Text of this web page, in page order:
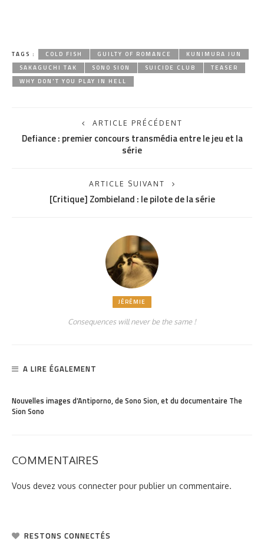
TAGS : COLD FISH GUILTY OF ROMANCE
KUNIMURA JUN
SAKAGUCHI TAK
SONO SION SUICIDE CLUB
TEASER
WHY DON'T YOU PLAY IN HELL
ARTICLE PRÉCÉDENT
Defiance : premier concours transmédia entre le jeu et la
série
ARTICLE SUIVANT
[Critique] Zombieland : le pilote de la série
JÉRÉMIE
Consequences will never be the same !
A LIRE ÉGALEMENT
Nouvelles images d’Antiporno, de Sono Sion, et du documentaire The
Sion Sono
COMMENTAIRES
Vous devez vous connecter pour publier un commentaire.
RESTONS CONNECTÉS